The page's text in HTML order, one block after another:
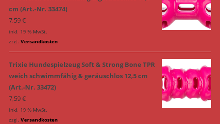
cm (Art.-Nr. 33474)
7,59€
inkl. 19 % MwSt.
zzgl. Versandkosten
Trixie Hundespielzeug Soft & Strong Bone TPR
weich schwimmfähig & geräuschlos 12,5 cm
(Art.-Nr. 33472)
7,59€
inkl. 19 % MwSt.
zzgl. Versandkosten